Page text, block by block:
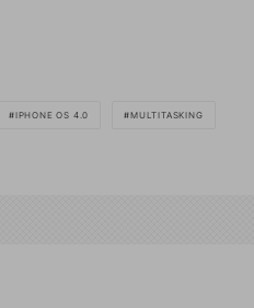
IPHONE OS 4.0 MULTITASKING